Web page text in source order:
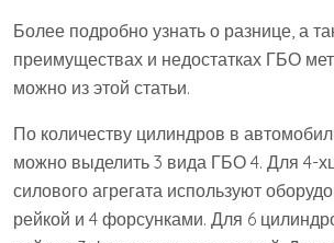
Более подробно узнать о разнице, а
преимуществах и недостатках ГБО
можно из этой статьи.
По количеству цилиндров в
можно выделить 3 вида ГБО 4. Для 4-
силового агрегата используют
рейкой и 4 форсунками. Для 6